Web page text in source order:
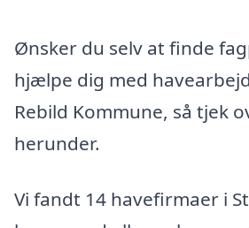
Ønsker du selv at finde
hjælpe dig med
Rebild Kommune, så tjek
herunder.
Vi fandt 14 havefirmaer i